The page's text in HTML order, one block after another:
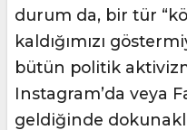
durum da, bir tür
kaldığımızı
bütün politik
Instagram’da veya
geldiğinde